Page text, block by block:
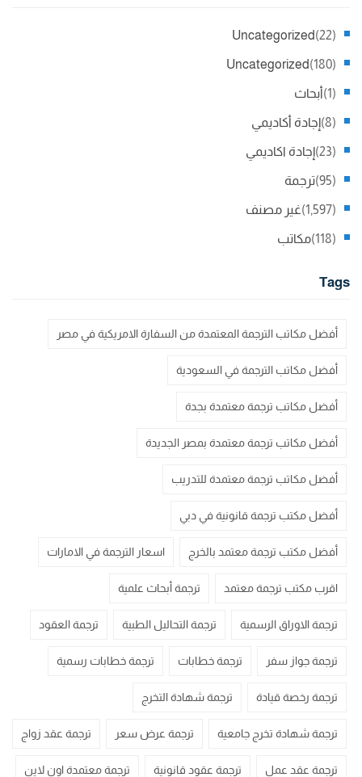
Uncategorized (22)
Uncategorized (180)
أبحاث (1)
إجادة أكاديمي (8)
إجادة اكاديمي (23)
ترجمة (95)
غير مصنف (1,597)
مكاتب (118)
Tags
أفضل مكاتب الترجمة المعتمدة من السفارة الامريكية في مصر
أفضل مكاتب الترجمة في السعودية
أفضل مكاتب ترجمة معتمدة بجدة
أفضل مكاتب ترجمة معتمدة بمصر الجديدة
أفضل مكاتب ترجمة معتمدة للتدريب
أفضل مكتب ترجمة قانونية في دبي
أفضل مكتب ترجمة معتمد بالخرج اسعار الترجمة في الامارات
اقرب مكتب ترجمة معتمد ترجمة أبحاث علمية
ترجمة الاوراق الرسمية ترجمة التحاليل الطبية ترجمة العقود
ترجمة جواز سفر ترجمة خطابات ترجمة خطابات رسمية
ترجمة رخصة قيادة ترجمة شهادة التخرج
ترجمة شهادة تخرج جامعية ترجمة عرض سعر ترجمة عقد زواج
ترجمة عقد عمل ترجمة عقود قانونية ترجمة معتمدة اون لاين